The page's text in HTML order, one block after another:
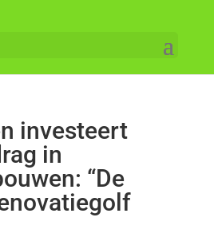
investeert
in
“De